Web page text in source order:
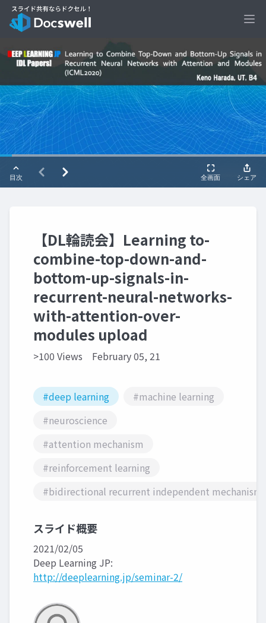
【DL輪読会】Learning to-
combine-top-down-and-
bottom-up-signals-in-
recurrent-neural-networks-
with-attention-over-
modules upload
>100 Views February 05, 21
#deep learning
#machine learning
#neuroscience
#attention mechanism
#reinforcement learning
#bidirectional recurrent independent mechanisms
スライド概要
2021/02/05
Deep Learning JP:
http://deeplearning.jp/seminar-2/